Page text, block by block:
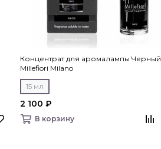
Концентрат для аромалампы Черный,
Millefiori Milano
15 мл
2 100 ₽
В корзину